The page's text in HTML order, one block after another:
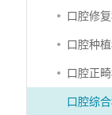
口腔修
口腔种
口腔正
口腔综